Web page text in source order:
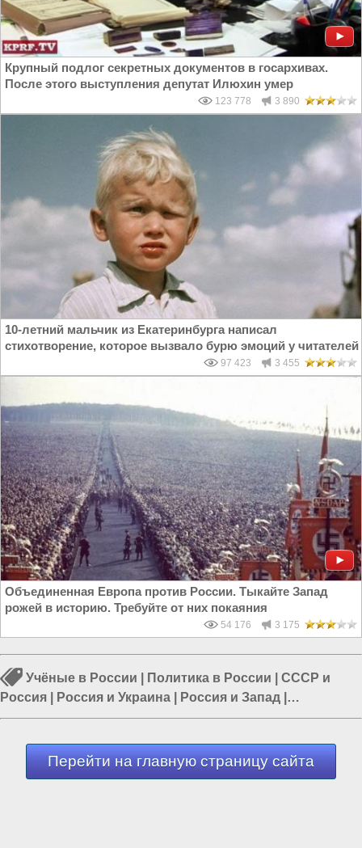
Крупный подлог секретных документов в госархивах.
После этого выступления депутат Илюхин умер
123 778 3 890
10-летний мальчик из Екатеринбурга написал
стихотворение, которое вызвало бурю эмоций у читателей
97 423 3 455
Объединенная Европа против России. Тыкайте Запад
рожей в историю. Требуйте от них покаяния
54 176 3 175
Учёные в России Политика в России
СССР и
Россия
Россия и Украина Россия и Запад
Образование в России|Россия и Евразия
Перейти на главную страницу сайта